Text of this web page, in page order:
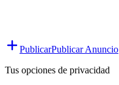
PublicarPublicar Anuncio
Tus opciones de privacidad